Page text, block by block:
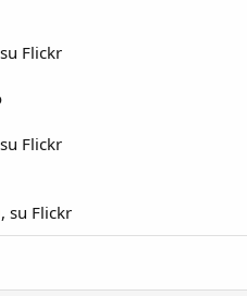
Flickr
Flickr
, su Flickr